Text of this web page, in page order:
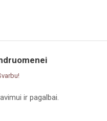
ir pagalbai.